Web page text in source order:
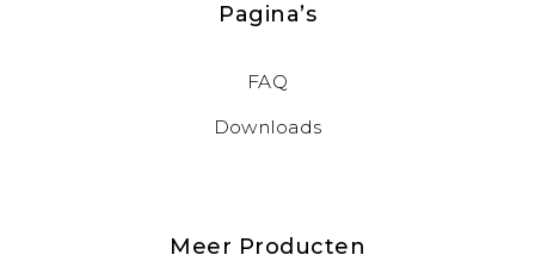
Pagina’s
FAQ
Downloads
Meer Producten